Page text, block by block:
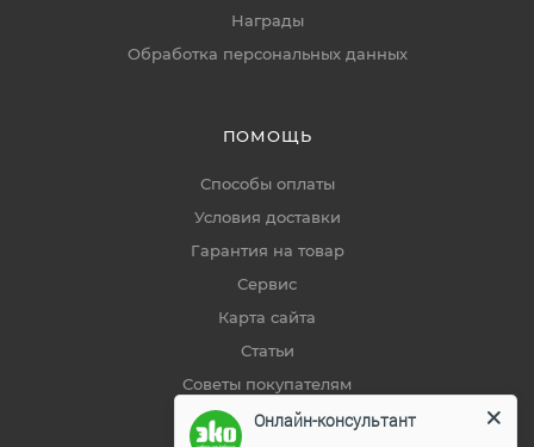
Награды
Обработка персональных данных
ПОМОЩЬ
Способы оплаты
Условия доставки
Гарантия на товар
Сервис
Карта сайта
Статьи
Советы покупателям
Онлайн-консультант